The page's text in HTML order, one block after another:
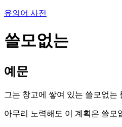
유의어 사전
쓸모없는
예문
그는 창고에 쌓여 있는 쓸모없는
아무리 노력해도 이 계획은 쓸모